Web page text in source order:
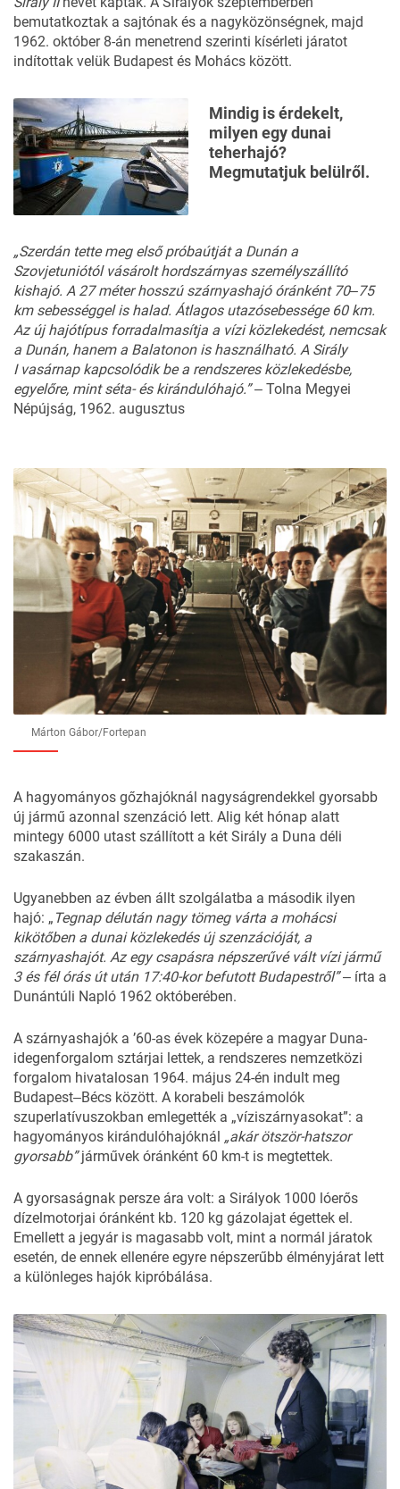
bemutatkoztak a sajtónak és a nagyközönségnek, majd
1962. október 8-án menetrend szerinti kísérleti járatot
indítottak velük Budapest és Mohács között.
Mindig is érdekelt,
milyen egy dunai
teherhajó?
Megmutatjuk belülről.
„Szerdán tettemeg elsőpróbaútjáta Dunán a
Szovjetuniótól vásárolthordszárnyas személyszállító
kishajó. A 27méterhosszú szárnyashajó óránként 70‒75
km sebességgelis halad. Átlagos utazósebessége 60 km.
Az újhajótípus forradalmasítja a víziközlekedést, nemcsak
a Dunán, hanem a Balatonon is használható. A Sirály
I vasárnap kapcsolódikbea rendszeres közlekedésbe,
egyelőre, mintséta-és kirándulóhajó.” ‒ Tolna Megyei
Népújság, 1962. augusztus
Márton Gábor/Fortepan
A hagyományos gőzhajóknál nagyságrendekkel gyorsabb
új jármű azonnal szenzáció lett. Alig két hónap alatt
mintegy 6000 utast szállított a két Sirály a Duna déli
szakaszán.
Ugyanebben az évben állt szolgálatba a második ilyen
hajó: „ Tegnap délután nagy tömeg várta a mohácsi
kikötőben a dunaiközlekedés újszenzációját, a
szárnyashajót. Az egycsapásra népszerűvé vált vízi jármű
3 és félórás útután 17:40-korbefutottBudapestről” ‒ írta a
Dunántúli Napló 1962 októberében.
A szárnyashajók a ’60-as évek közepére a magyar Duna-
idegenforgalom sztárjai lettek, a rendszeres nemzetközi
forgalom hivatalosan 1964. május 24-én indult meg
Budapest‒Bécs között. A korabeli beszámolók
szuperlatívuszokban emlegették a „víziszárnyasokat”: a
hagyományos kirándulóhajóknál „akár ötször-hatszor
gyorsabb”járművek óránként 60 km-t is megtettek.
A gyorsaságnak persze ára volt: a Sirályok 1000 lóerős
dízelmotorjai óránként kb. 120 kg gázolajat égettek el.
Emellett a jegyár is magasabb volt, mint a normál járatok
esetén, de ennek ellenére egyre népszerűbb élményjárat lett
a különleges hajók kipróbálása.